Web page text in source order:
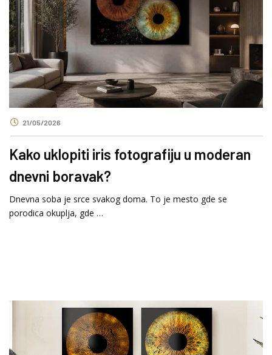
21/05/2026
Kako uklopiti iris fotografiju u moderan
dnevni boravak?
Dnevna soba je srce svakog doma. To je mesto gde se
porodica okuplja, gde …